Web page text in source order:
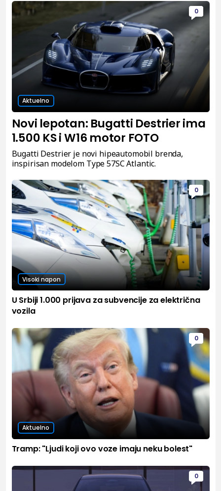
0
Aktuelno
Novi lepotan: Bugatti Destrier ima
1.500 KS i W16 motor FOTO
Bugatti Destrier je novi hipeautomobil brenda,
inspirisan modelom Type 57SC Atlantic.
0
Visoki napon
U Srbiji 1.000 prijava za subvencije za električna
vozila
0
Aktuelno
Tramp: "Ljudi koji ovo voze imaju neku bolest"
0